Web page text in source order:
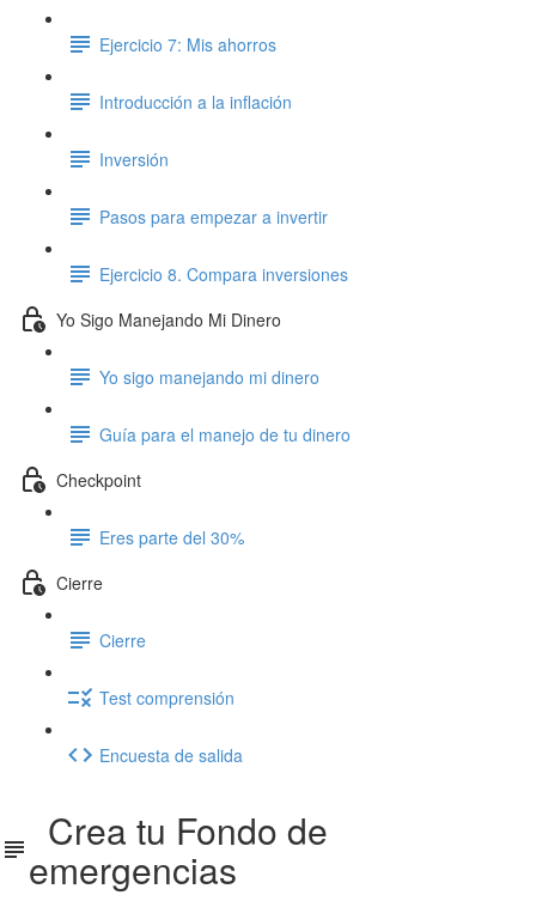
Ejercicio 7: Mis ahorros
Introducción a la inflación
Inversión
Pasos para empezar a invertir
Ejercicio 8. Compara inversiones
Yo Sigo Manejando Mi Dinero
Yo sigo manejando mi dinero
Guía para el manejo de tu dinero
Checkpoint
Eres parte del 30%
Cierre
Cierre
Test comprensión
Encuesta de salida
Crea tu Fondo de
emergencias